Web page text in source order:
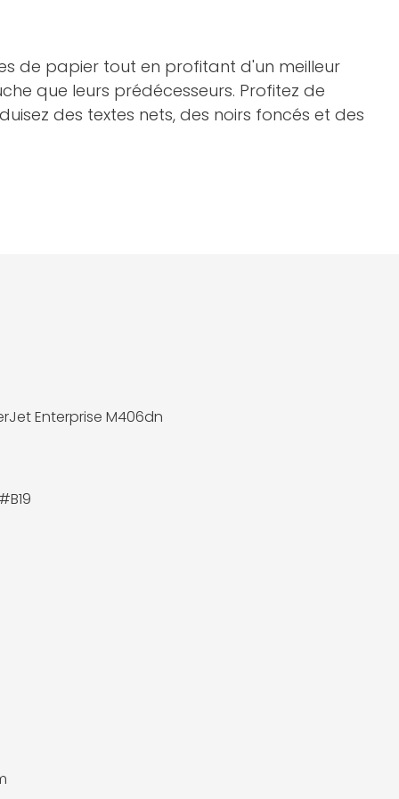
de papier tout en profitant d'un meilleur
que leurs prédécesseurs. Profitez de
des textes nets, des noirs foncés et des
Enterprise M406dn